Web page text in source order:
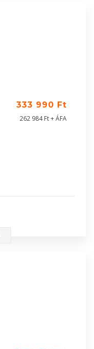
333 990 Ft
262 984 Ft + ÁFA